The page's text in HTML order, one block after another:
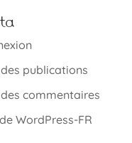
des publications
des commentaires
WordPress-FR